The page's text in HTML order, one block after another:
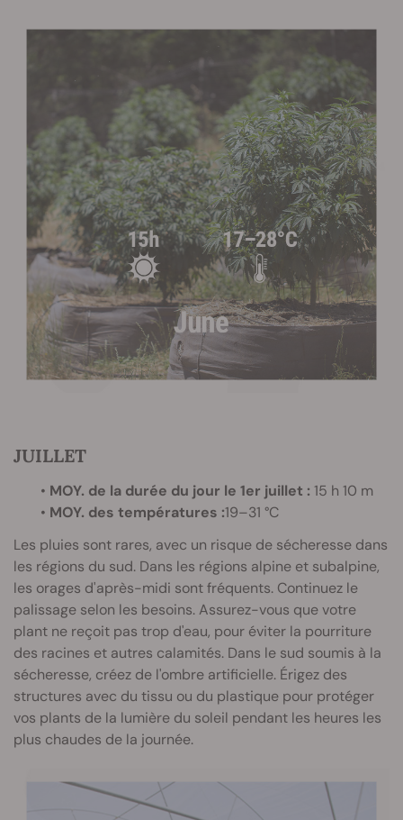
JUILLET
• MOY. de la durée du jour le 1er juillet : 15 h 10 m
• MOY. des températures :19–31 °C
Les pluies sont rares, avec un risque de sécheresse dans
les régions du sud. Dans les régions alpine et subalpine,
les orages d'après-midi sont fréquents. Continuez le
palissage selon les besoins. Assurez-vous que votre
plant ne reçoit pas trop d'eau, pour éviter la pourriture
des racines et autres calamités. Dans le sud soumis à la
sécheresse, créez de l'ombre artificielle. Érigez des
structures avec du tissu ou du plastique pour protéger
vos plants de la lumière du soleil pendant les heures les
plus chaudes de la journée.